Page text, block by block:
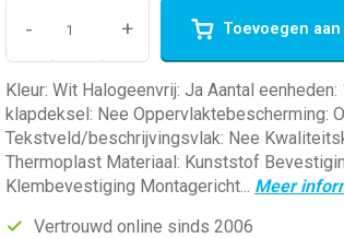
- + Toevoegen
Kleur: Wit Halogeenvrij: Ja Aantal
klapdeksel: Nee Oppervlaktebescherming:
Tekstveld/beschrijvingsvlak: Nee
Thermoplast Materiaal: Kunststof
Klembevestiging Montagericht... Meer
Vertrouwd online sinds 2006